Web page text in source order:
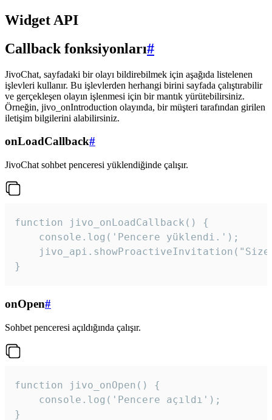
Widget API
Callback fonksiyonları#
JivoChat, sayfadaki bir olayı bildirebilmek için aşağıda listelenen
işlevleri kullanır. Bu işlevlerden herhangi birini sayfada çalıştırabilir
ve gerçekleşen olayın işlenmesi için bir mantık yürütebilirsiniz.
Örneğin, jivo_onIntroduction olayında, bir müşteri tarafından girilen
iletişim bilgilerini alabilirsiniz.
onLoadCallback#
JivoChat sohbet penceresi yüklendiğinde çalışır.
function jivo_onLoadCallback() {
    console.log('Pencere yüklendi.');
}
onOpen#
Sohbet penceresi açıldığında çalışır.
function jivo_onOpen() {
    console.log('Pencere açıldı');
}